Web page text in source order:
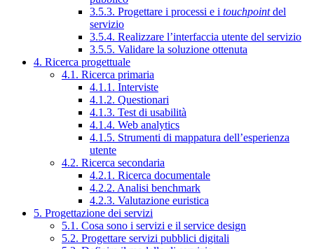
3.5.3. Progettare i processi e i touchpointdel
servizio
3.5.4. Realizzare l’interfaccia utente del servizio
3.5.5. Validare la soluzione ottenuta
4. Ricerca progettuale
4.1. Ricerca primaria
4.1.1. Interviste
4.1.2. Questionari
4.1.3. Test di usabilità
4.1.4. Web analytics
4.1.5. Strumenti di mappatura dell’esperienza
utente
4.2. Ricerca secondaria
4.2.1. Ricerca documentale
4.2.2. Analisi benchmark
4.2.3. Valutazione euristica
5. Progettazione dei servizi
5.1. Cosa sono i servizi e il service design
5.2. Progettare servizi pubblici digitali